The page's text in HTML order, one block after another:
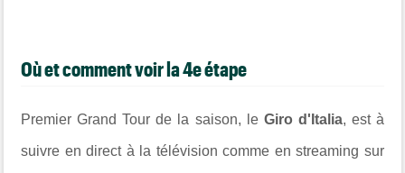
Où et comment voir la 4e étape
Premier Grand Tour de la saison, le Giro d'Italia, est à
suivre en direct à la télévision comme en streaming sur